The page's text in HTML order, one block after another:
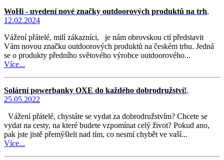
WoHi - uvedení nové značky outdoorových produktů na trh,
12.02.2024
Vážení přátelé, milí zákazníci, je nám obrovskou ctí představit
Vám novou značku outdoorových produktů na českém trhu. Jedná
se o produkty předního světového výrobce outdoorového...
Více...
Solární powerbanky OXE do každého dobrodružství!,
25.05.2022
Vážení přátelé, chystáte se vydat za dobrodružstvím? Chcete se
vydat na cesty, na které budete vzpomínat celý život? Pokud ano,
pak jste jistě přemýšleli nad tím, co nesmí chybět ve vaší...
Více...